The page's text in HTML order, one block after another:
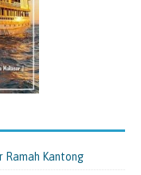
Ramah Kantong